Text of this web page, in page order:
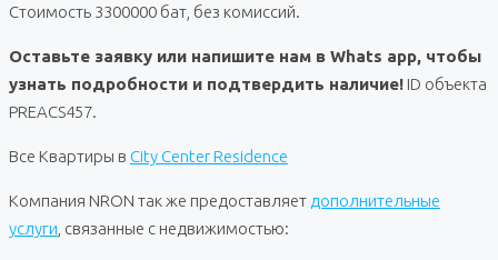
Стоимость 3300000 бат, без комиссий.
Оставьте заявку или напишите нам в Whats app, чтобы
узнать подробности и подтвердить наличие! ID объекта
PREACS457.
Все Квартиры в City Center Residence
Компания NRON так же предоставляет дополнительные
услуги , связанные с недвижимостью: